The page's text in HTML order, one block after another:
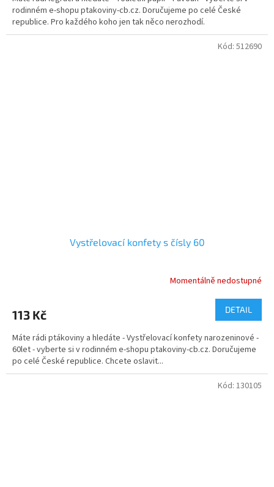
rodinném e-shopu ptakoviny-cb.cz. Doručujeme po celé České
republice. Pro každého koho jen tak něco nerozhodí.
Vystřelovací konfety s čísly 60
Momentálně nedostupné
113 Kč DETAIL
Máte rádi ptákoviny a hledáte - Vystřelovací konfety narozeninové -
60let - vyberte si v rodinném e-shopu ptakoviny-cb.cz. Doručujeme
po celé České republice. Chcete oslavit...
Kód: 512690
Kód: 130105